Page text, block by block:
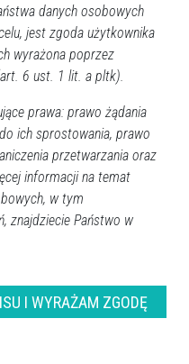
[ZDJĘCIA]
Ukraiński TIR
rondo im. ks.
[ZDJĘCIA]
danych osobowych
jest zgoda użytkownika
wyrażona poprzez
6 ust. 1 lit. a pltk).
prawa: prawo żądania
ich sprostowania, prawo
przetwarzania oraz
informacji na temat
w tym
znajdziecie Państwo w
I WYRAŻAM ZGODĘ